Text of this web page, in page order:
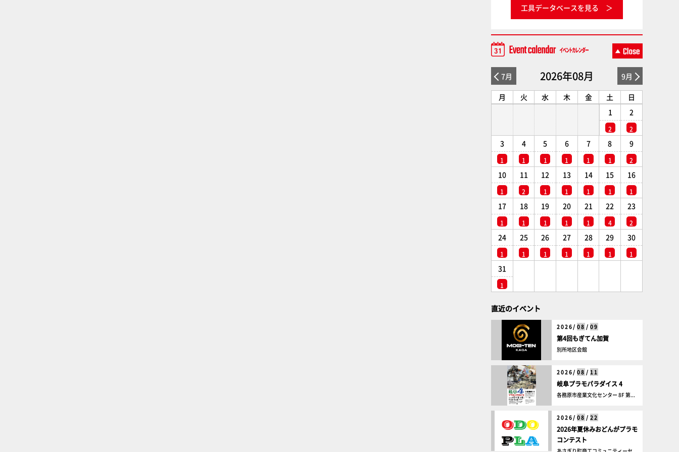
工具データベースを見る
7月 2026年08月 9月
月 火 水 木 金 土
日
1
2
2
2
3
1
4
1
5
1
6
1
7
1
8
1
9
2
10
1
11
2
12
1
13
1
14
1
15
1
16
1
17
1
18
1
19
1
20
1
21
1
22
4
23
2
24
1
25
1
26
1
27
1
28
1
29
1
30
1
31
1
直近のイベント
2026/ 08 / 09
第4回もぎてん加賀
別所地区会館
2026/ 08 / 11
岐阜プラモパラダイス 4
各務原市産業文化センター 8F 第...
2026/ 08 / 22
2026年夏休みおどんがプラモ
コンテスト